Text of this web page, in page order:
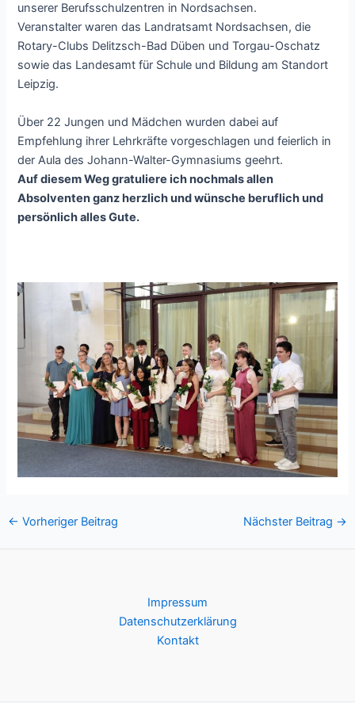
unserer Berufsschulzentren in Nordsachsen.
Veranstalter waren das Landratsamt Nordsachsen, die
Rotary-Clubs Delitzsch-Bad Düben und Torgau-Oschatz
sowie das Landesamt für Schule und Bildung am Standort
Leipzig.
Über 22 Jungen und Mädchen wurden dabei auf
Empfehlung ihrer Lehrkräfte vorgeschlagen und feierlich in
der Aula des Johann-Walter-Gymnasiums geehrt.
Auf diesem Weg gratuliere ich nochmals allen
Absolventen ganz herzlich und wünsche beruflich und
persönlich alles Gute.
Post
← Vorheriger Beitrag Nächster Beitrag →
Impressum
Datenschutzerklärung
Kontakt